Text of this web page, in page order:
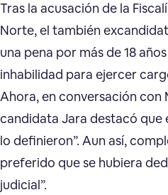
Tras la acusación de la
Norte, el también
una pena por más de 18
inhabilidad para ejercer
Ahora, en conversación con
candidata Jara destacó que
lo definieron”. Aun así,
preferido que se hubiera
judicial”.